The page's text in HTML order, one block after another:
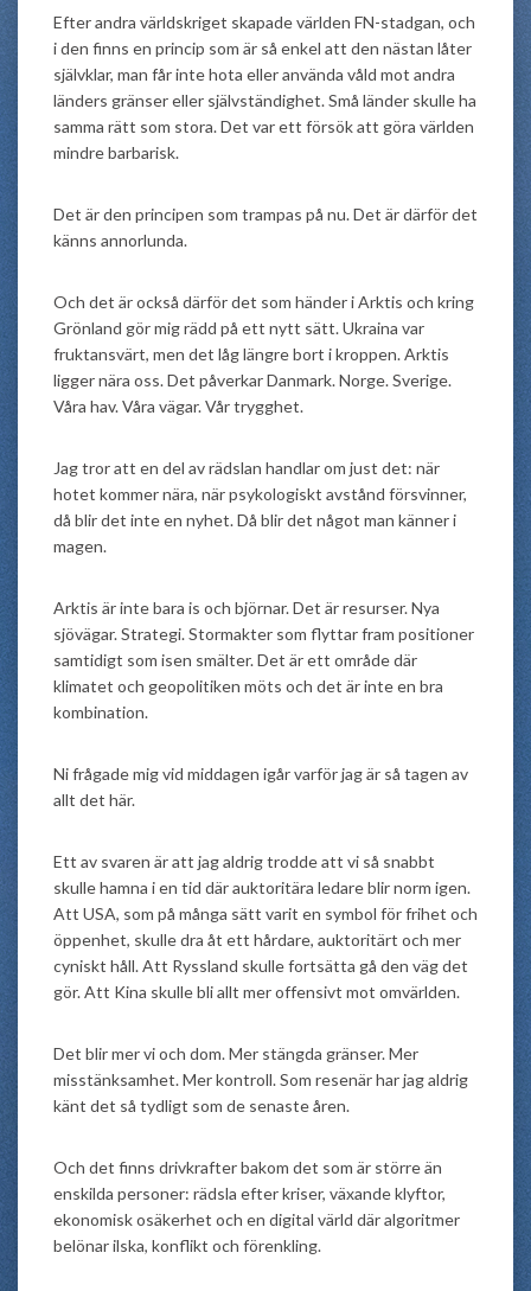
Efter andra världskriget skapade världen FN-stadgan, och
i den finns en princip som är så enkel att den nästan låter
självklar, man får inte hota eller använda våld mot andra
länders gränser eller självständighet. Små länder skulle ha
samma rätt som stora. Det var ett försök att göra världen
mindre barbarisk.
Det är den principen som trampas på nu. Det är därför det
känns annorlunda.
Och det är också därför det som händer i Arktis och kring
Grönland gör mig rädd på ett nytt sätt. Ukraina var
fruktansvärt, men det låg längre bort i kroppen. Arktis
ligger nära oss. Det påverkar Danmark. Norge. Sverige.
Våra hav. Våra vägar. Vår trygghet.
Jag tror att en del av rädslan handlar om just det: när
hotet kommer nära, när psykologiskt avstånd försvinner,
då blir det inte en nyhet. Då blir det något man känner i
magen.
Arktis är inte bara is och björnar. Det är resurser. Nya
sjövägar. Strategi. Stormakter som flyttar fram positioner
samtidigt som isen smälter. Det är ett område där
klimatet och geopolitiken möts och det är inte en bra
kombination.
Ni frågade mig vid middagen igår varför jag är så tagen av
allt det här.
Ett av svaren är att jag aldrig trodde att vi så snabbt
skulle hamna i en tid där auktoritära ledare blir norm igen.
Att USA, som på många sätt varit en symbol för frihet och
öppenhet, skulle dra åt ett hårdare, auktoritärt och mer
cyniskt håll. Att Ryssland skulle fortsätta gå den väg det
gör. Att Kina skulle bli allt mer offensivt mot omvärlden.
Det blir mer vi och dom. Mer stängda gränser. Mer
misstänksamhet. Mer kontroll. Som resenär har jag aldrig
känt det så tydligt som de senaste åren.
Och det finns drivkrafter bakom det som är större än
enskilda personer: rädsla efter kriser, växande klyftor,
ekonomisk osäkerhet och en digital värld där algoritmer
belönar ilska, konflikt och förenkling.